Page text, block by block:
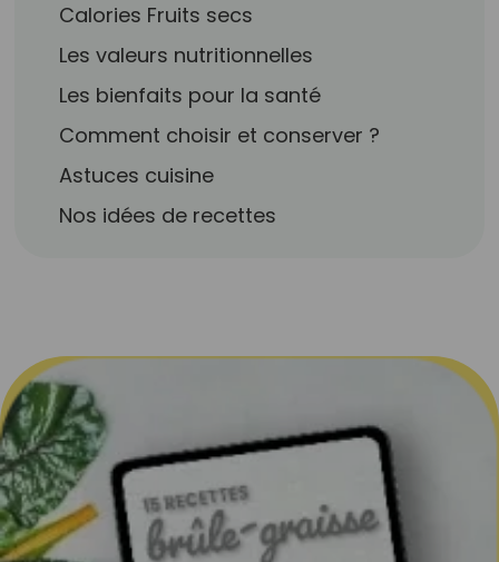
Calories Fruits secs
Les valeurs nutritionnelles
Les bienfaits pour la santé
Comment choisir et conserver ?
Astuces cuisine
Nos idées de recettes